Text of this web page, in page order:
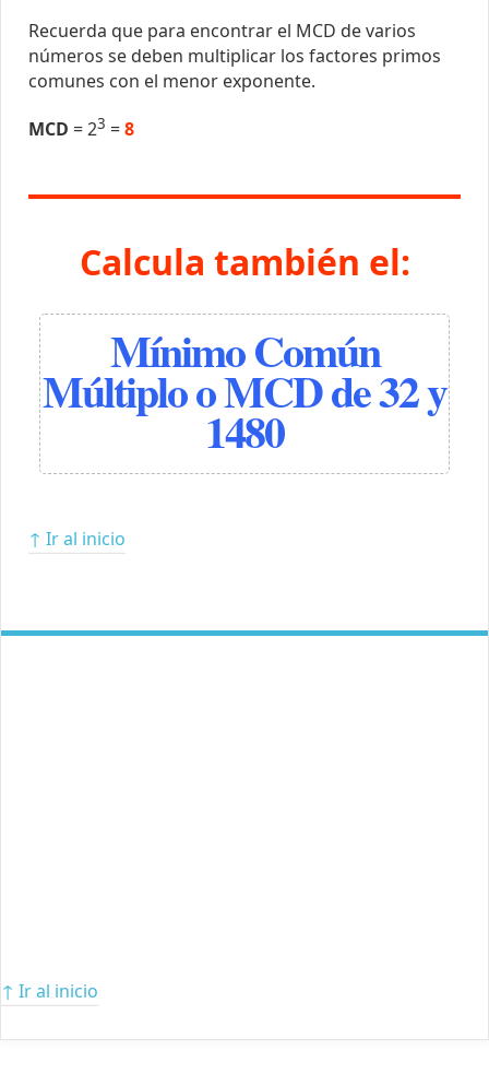
Recuerda que para encontrar el MCD de varios
números se deben multiplicar los factores primos
comunes con el menor exponente.
MCD = 23 =8
Calcula también el:
Mínimo Común
Múltiplo o MCD de 32 y
1480
↑ Ir al inicio
↑ Ir al inicio